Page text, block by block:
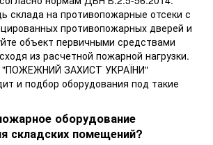
склада на противопожарные отсеки с
противопожарных дверей и
объект первичными средствами
из расчетной пожарной нагрузки.
"ПОЖЕЖНИЙ ЗАХИСТ УКРАЇНИ"
и подбор оборудования под такие
оборудование
складских помещений?